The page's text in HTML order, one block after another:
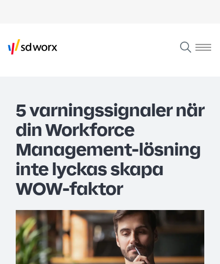
5 varningssignaler när
din Workforce
Management-lösning
inte lyckas skapa
WOW-faktor